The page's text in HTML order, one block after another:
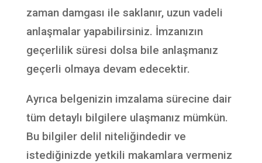
zaman damgası ile saklanır, uzun vadeli
anlaşmalar yapabilirsiniz. İmzanızın
geçerlilik süresi dolsa bile anlaşmanız
geçerli olmaya devam edecektir.
Ayrıca belgenizin imzalama sürecine dair
tüm detaylı bilgilere ulaşmanız mümkün.
Bu bilgiler delil niteliğindedir ve
istediğinizde yetkili makamlara vermeniz